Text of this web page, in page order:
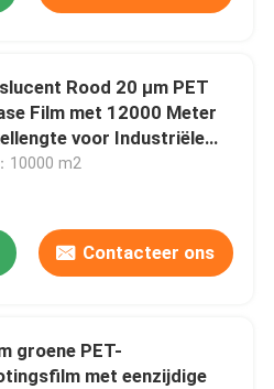
Rood 20 µm PET
Film met 12000 Meter
voor Industriële
10000 m2
Contacteer ons
groene PET-
met eenzijdige